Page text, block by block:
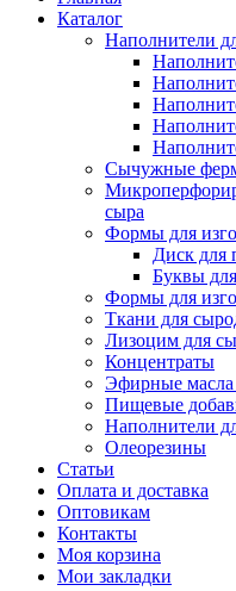
Каталог
Наполнители
Сычужные
сыра
Формы для
Диск для
Буквы
Формы для
Ткани для
Лизоцим для
Концентраты
Эфирные масла
Пищевые
Наполнители
Олеорезины
Статьи
Оплата и доставка
Оптовикам
Контакты
Моя корзина
Мои закладки